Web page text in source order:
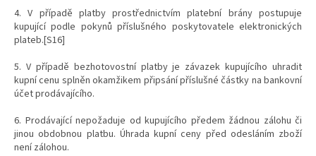
4. V případě platby prostřednictvím platební brány postupuje
kupující podle pokynů příslušného poskytovatele elektronických
plateb.[S16]
5. V případě bezhotovostní platby je závazek kupujícího uhradit
kupní cenu splněn okamžikem připsání příslušné částky na bankovní
účet prodávajícího.
6. Prodávající nepožaduje od kupujícího předem žádnou zálohu či
jinou obdobnou platbu. Úhrada kupní ceny před odesláním zboží
není zálohou.